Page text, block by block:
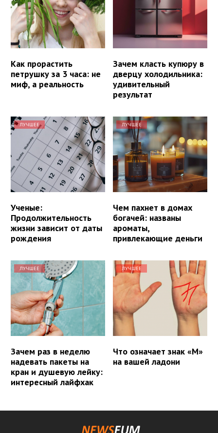
Как прорастить
петрушку за 3 часа: не
миф, а реальность
Зачем класть купюру в
дверцу холодильника:
удивительный
результат
ЛУЧШЕЕ
Ученые:
Продолжительность
жизни зависит от даты
рождения
ЛУЧШЕЕ
Чем пахнет в домах
богачей: названы
ароматы,
привлекающие деньги
ЛУЧШЕЕ
Зачем раз в неделю
надевать пакеты на
кран и душевую лейку:
интересный лайфхак
ЛУЧШЕЕ
Что означает знак «М»
на вашей ладони